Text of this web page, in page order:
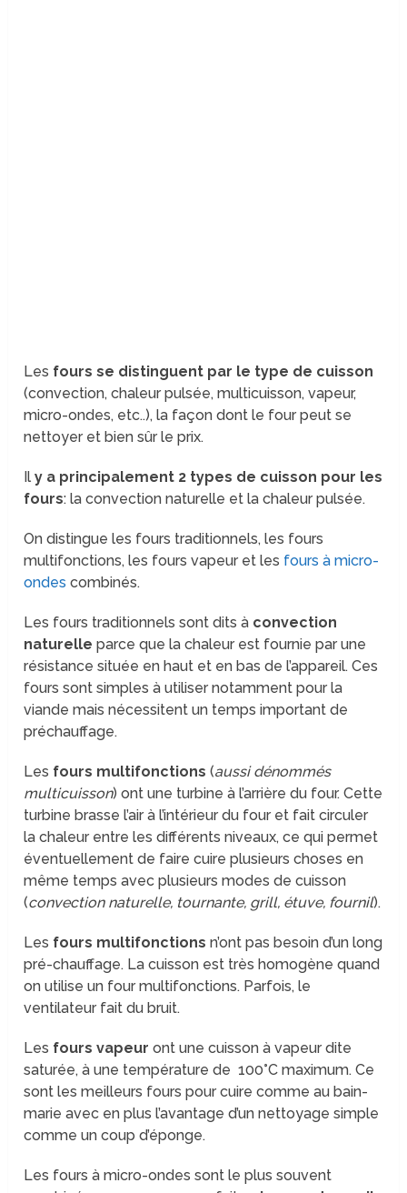
Les fours se distinguent par le type de cuisson
(convection, chaleur pulsée, multicuisson, vapeur,
micro-ondes, etc..), la façon dont le four peut se
nettoyer et bien sûr le prix.
Ily a principalement 2 types de cuisson pour les
fours: la convection naturelle et la chaleur pulsée.
On distingue les fours traditionnels, les fours
multifonctions, les fours vapeur et les fours à micro-
ondes combinés.
Les fours traditionnels sont dits à convection
naturelleparce que la chaleur est fournie par une
résistance située en haut et en bas de l’appareil. Ces
fours sont simples à utiliser notamment pour la
viande mais nécessitent un temps important de
préchauffage.
Les fours multifonctions (aussi dénommés
multicuisson) ont une turbine à l’arrière du four. Cette
turbine brasse l’air à l’intérieur du four et fait circuler
la chaleur entre les différents niveaux, ce qui permet
éventuellement de faire cuire plusieurs choses en
même temps avec plusieurs modes de cuisson
(convection naturelle, tournante, grill, étuve, fournil).
Les fours multifonctionsn’ont pas besoin d’un long
pré-chauffage. La cuisson est très homogène quand
on utilise un four multifonctions. Parfois, le
ventilateur fait du bruit.
Les fours vapeur ont une cuisson à vapeur dite
saturée, à une température de 100°C maximum. Ce
sont les meilleurs fours pour cuire comme au bain-
marie avec en plus l’avantage d’un nettoyage simple
comme un coup d’éponge.
Les fours à micro-ondes sont le plus souvent